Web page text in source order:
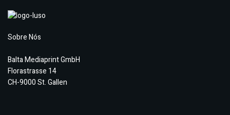
Sobre Nós
Balta Mediaprint GmbH
Florastrasse 14
CH-9000 St. Gallen